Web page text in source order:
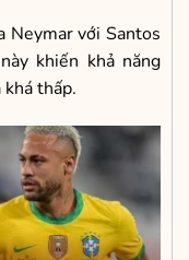
Neymar với Santos
khiến khả năng
thấp.